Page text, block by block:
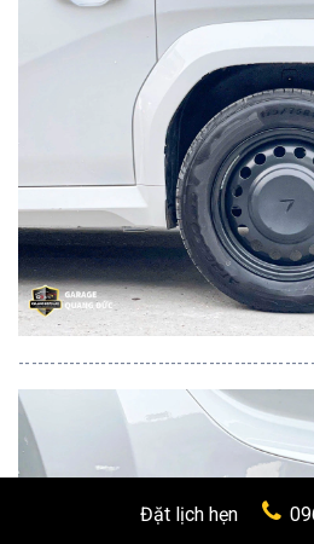
Đặt lịch hẹn